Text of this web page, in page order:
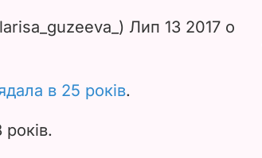
Лип 13 2017 о
в 25 років.